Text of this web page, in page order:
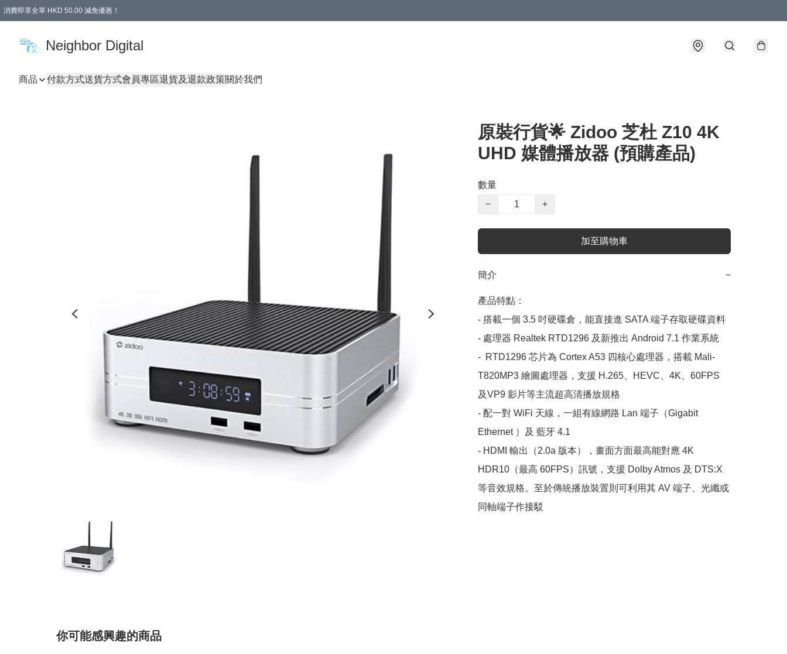
消費即享全單 HKD 50.00 減免優惠！
Neighbor Digital
商品 付款方式送貨方式會員專區退貨及退款政策關於我們
原裝行貨🌟 Zidoo 芝杜 Z10 4K
UHD 媒體播放器 (預購產品)
數量
−
+
加至購物車
簡介 −
產品特點：
- 搭載一個 3.5 吋硬碟倉，能直接進 SATA 端子存取硬碟資料
- 處理器 Realtek RTD1296 及新推出 Android 7.1 作業系統
-  RTD1296 芯片為 Cortex A53 四核心處理器，搭載 Mali-
T820MP3 繪圖處理器，支援 H.265、HEVC、4K、60FPS
及VP9 影片等主流超高清播放規格
- 配一對 WiFi 天線，一組有線網路 Lan 端子（Gigabit
Ethernet ）及 藍牙 4.1
- HDMI 輸出（2.0a 版本），畫面方面最高能對應 4K
HDR10（最高 60FPS）訊號，支援 Dolby Atmos 及 DTS:X
等音效規格。至於傳統播放裝置則可利用其 AV 端子、光纖或
你可能感興趣的商品